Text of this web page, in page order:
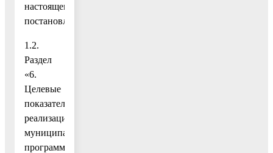
настоящему
постановлению;
1.2.
Раздел
«6.
Целевые
показатели
реализации
муниципальной
программы